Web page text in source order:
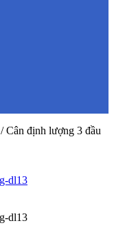
/ Cân định lượng 3 đầu